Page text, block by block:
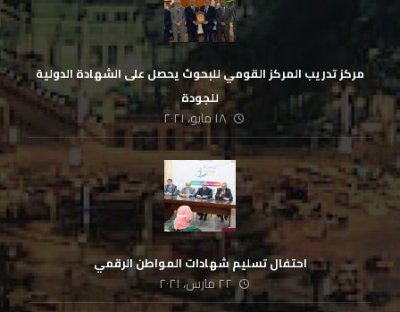
مركز تدريب المركز القومي للبحوث يحصل على الشهادة الدولية
للجودة
١٨ مايو، ٢٠٢١
احتفال تسليم شهادات المواطن الرقمي
٢٢ مارس، ٢٠٢١